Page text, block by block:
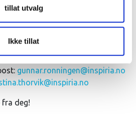
tillat utvalg
Ikke tillat
dette søknadsskjema
så ikke vent med å
kan du kontakte:
gunnar.ronningen@inspiria.no
deg!